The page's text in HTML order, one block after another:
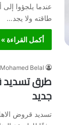
عندما يلجؤوا
طاقته ولا يجد…
أكمل القراءة »
Mohamed Belal
طرق تسديد
جديد
تسديد قروض